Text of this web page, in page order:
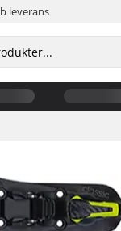
leverans